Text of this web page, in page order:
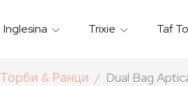
Inglesina Trixie Taf
Торби & Ранци Dual Bag